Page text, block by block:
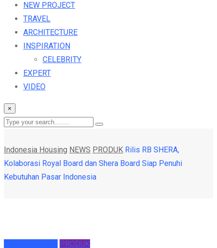
NEW PROJECT
TRAVEL
ARCHITECTURE
INSPIRATION
CELEBRITY
EXPERT
VIDEO
×
Indonesia Housing NEWS PRODUK Rilis RB SHERA,
Kolaborasi Royal Board dan Shera Board Siap Penuhi
Kebutuhan Pasar Indonesia
PRODUK